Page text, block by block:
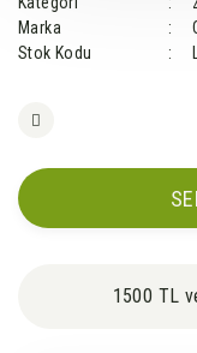
Marka
Stok Kodu
1500 TL